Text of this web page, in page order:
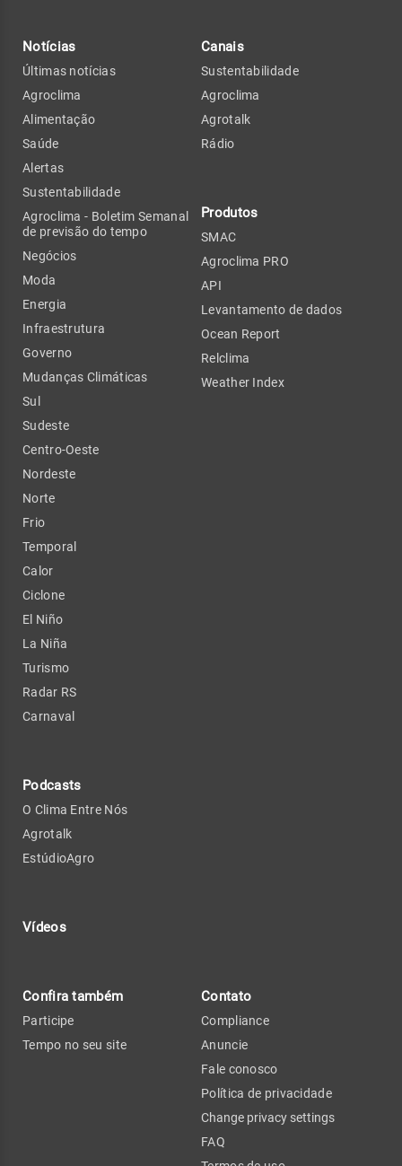
Notícias
Últimas notícias
Agroclima
Alimentação
Saúde
Alertas
Sustentabilidade
Agroclima - Boletim Semanal
de previsão do tempo
Negócios
Moda
Energia
Infraestrutura
Governo
Mudanças Climáticas
Sul
Sudeste
Centro-Oeste
Nordeste
Norte
Frio
Temporal
Calor
Ciclone
El Niño
La Niña
Turismo
Radar RS
Carnaval
Podcasts
O Clima Entre Nós
Agrotalk
EstúdioAgro
Vídeos
Canais
Sustentabilidade
Agroclima
Agrotalk
Rádio
Produtos
SMAC
Agroclima PRO
API
Levantamento de dados
Ocean Report
Relclima
Weather Index
Confira também
Participe
Tempo no seu site
Contato
Compliance
Anuncie
Fale conosco
Política de privacidade
Change privacy settings
FAQ